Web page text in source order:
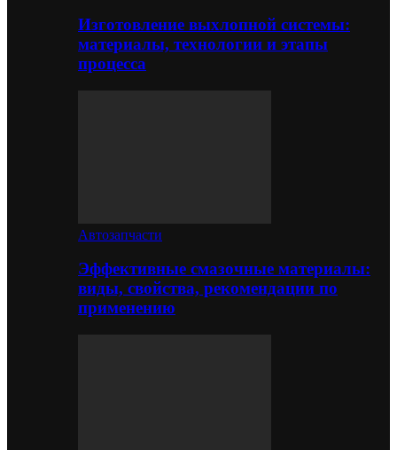
Изготовление выхлопной системы:
материалы, технологии и этапы
процесса
Автозапчасти
Эффективные смазочные материалы:
виды, свойства, рекомендации по
применению